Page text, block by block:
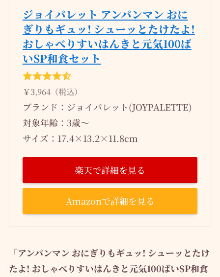
ジョイパレット アンパンマン おに
ぎりもギュッ! シューッとたけたよ!
おしゃべりすいはんきと元気100ば
いSP和食セット
￥3,964（税込）
ブランド：ジョイパレット(JOYPALETTE)
対象年齢：3歳～
サイズ：17.4×13.2×11.8cm
楽天で詳細を見る
Amazonで詳細を見る
「アンパンマン おにぎりもギュッ! シューッとたけ
たよ! おしゃべりすいはんきと元気100ばいSP和食